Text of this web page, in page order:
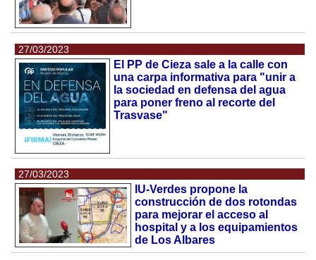
27/03/2023
El PP de Cieza sale a la calle con
una carpa informativa para "unir a
la sociedad en defensa del agua
para poner freno al recorte del
Trasvase"
27/03/2023
IU-Verdes propone la
construcción de dos rotondas
para mejorar el acceso al
hospital y a los equipamientos
de Los Albares